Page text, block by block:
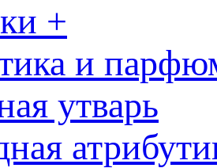
+
и
утварь